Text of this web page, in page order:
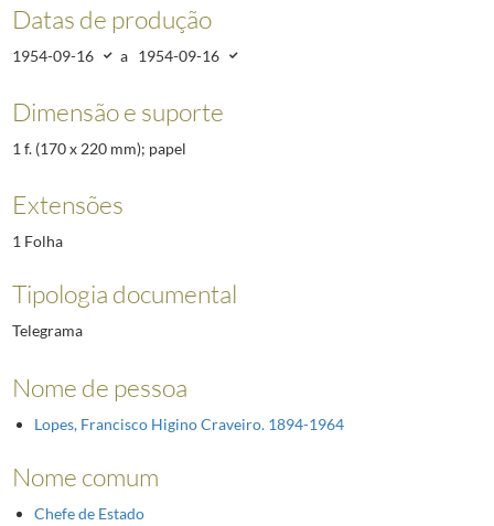
Datas de produção
1954-09-16 a 1954-09-16
Dimensão e suporte
1 f. (170 x 220 mm); papel
Extensões
1 Folha
Tipologia documental
Telegrama
Nome de pessoa
Lopes, Francisco Higino Craveiro. 1894-1964
Nome comum
Chefe de Estado